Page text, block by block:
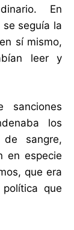
En
seguía la
sí mismo,
leer y
sanciones
los
sangre,
en especie
que era
que